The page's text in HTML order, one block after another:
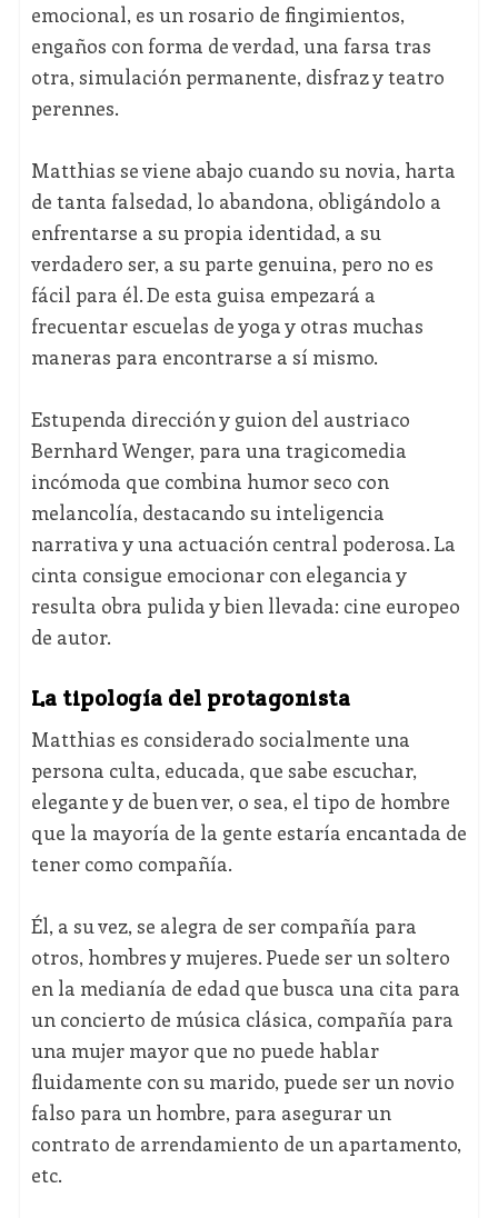
emocional, es un rosario de fingimientos,
engaños con forma de verdad, una farsa tras
otra, simulación permanente, disfraz y teatro
perennes.
Matthias se viene abajo cuando su novia, harta
de tanta falsedad, lo abandona, obligándolo a
enfrentarse a su propia identidad, a su
verdadero ser, a su parte genuina, pero no es
fácil para él. De esta guisa empezará a
frecuentar escuelas de yoga y otras muchas
maneras para encontrarse a sí mismo.
Estupenda dirección y guion del austriaco
Bernhard Wenger, para una tragicomedia
incómoda que combina humor seco con
melancolía, destacando su inteligencia
narrativa y una actuación central poderosa. La
cinta consigue emocionar con elegancia y
resulta obra pulida y bien llevada: cine europeo
de autor.
La tipología del protagonista
Matthias es considerado socialmente una
persona culta, educada, que sabe escuchar,
elegante y de buen ver, o sea, el tipo de hombre
que la mayoría de la gente estaría encantada de
tener como compañía.
Él, a su vez, se alegra de ser compañía para
otros, hombres y mujeres. Puede ser un soltero
en la medianía de edad que busca una cita para
un concierto de música clásica, compañía para
una mujer mayor que no puede hablar
fluidamente con su marido, puede ser un novio
falso para un hombre, para asegurar un
contrato de arrendamiento de un apartamento,
etc.